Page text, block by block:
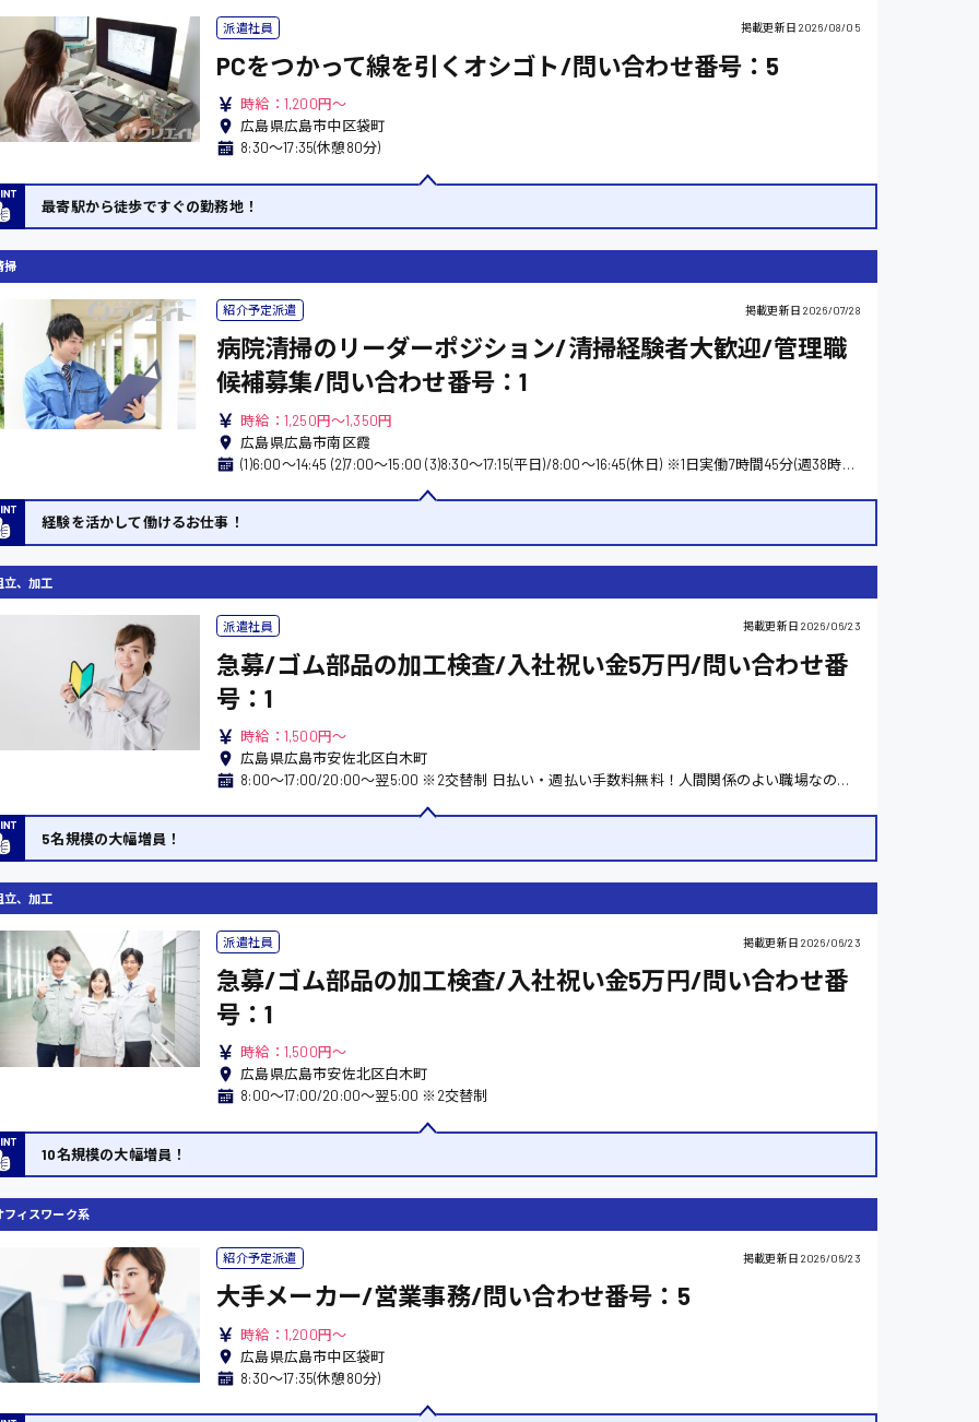
派遣社員 掲載更新日 2026/08/05
PCをつかって線を引くオシゴト/問い合わせ番号：5
時給：1,200円～
広島県広島市中区袋町
8:30〜17:35(休憩80分)
最寄駅から徒歩ですぐの勤務地！
掃
紹介予定派遣 掲載更新日 2026/07/28
病院清掃のリーダーポジション/清掃経験者大歓迎/管理職
候補募集/問い合わせ番号：1
時給：1,250円～1,350円
広島県広島市南区霞
(1)6:00～14:45 (2)7:00～15:00 (3)8:30～17:15(平日)/8:00～16:45(休日) ※1日実働7時間45分(週38時間45分) ※以上の3パターンによるシフト制(各休憩1時間/12:00～13:00)
経験を活かして働けるお仕事！
立、加工
派遣社員 掲載更新日 2026/06/23
急募/ゴム部品の加工検査/入社祝い金5万円/問い合わせ番
号：1
時給：1,500円～
広島県広島市安佐北区白木町
8:00〜17:00/20:00〜翌5:00 ※2交替制 日払い・週払い手数料無料！人間関係のよい職場なのでおすすめです?
5名規模の大幅増員！
立、加工
派遣社員 掲載更新日 2026/06/23
急募/ゴム部品の加工検査/入社祝い金5万円/問い合わせ番
号：1
時給：1,500円～
広島県広島市安佐北区白木町
8:00〜17:00/20:00〜翌5:00 ※2交替制
10名規模の大幅増員！
フィスワーク系
紹介予定派遣 掲載更新日 2026/06/23
大手メーカー/営業事務/問い合わせ番号：5
時給：1,200円～
広島県広島市中区袋町
8:30〜17:35(休憩80分)